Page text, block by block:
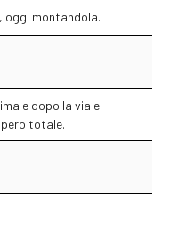
oggi montandola.
e dopo la via e
totale.